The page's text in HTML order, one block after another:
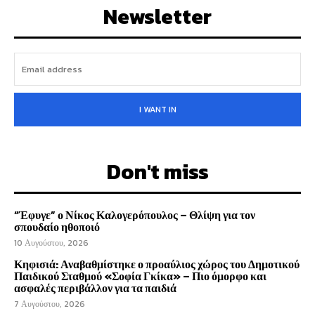
Newsletter
I WANT IN
Don't miss
“Έφυγε” ο Νίκος Καλογερόπουλος – Θλίψη για τον
σπουδαίο ηθοποιό
10 Αυγούστου, 2026
Κηφισιά: Αναβαθμίστηκε ο προαύλιος χώρος του Δημοτικού
Παιδικού Σταθμού «Σοφία Γκίκα» – Πιο όμορφο και
ασφαλές περιβάλλον για τα παιδιά
7 Αυγούστου, 2026